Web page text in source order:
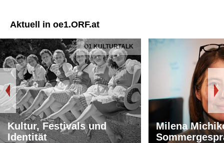
Aktuell in oe1.ORF.at
Ö1 KULTURTALK
Kultur, Festivals und
Identität
Milena